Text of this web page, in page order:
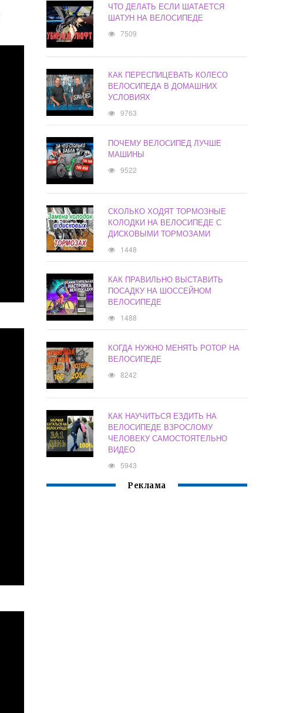
ЧТО ДЕЛАТЬ ЕСЛИ ШАТАЕТСЯ
ШАТУН НА ВЕЛОСИПЕДЕ
7509
КАК ПЕРЕСПИЦЕВАТЬ КОЛЕСО
ВЕЛОСИПЕДА В ДОМАШНИХ
УСЛОВИЯХ
9763
ПОЧЕМУ ВЕЛОСИПЕД ЛУЧШЕ
МАШИНЫ
9522
СКОЛЬКО ХОДЯТ ТОРМОЗНЫЕ
КОЛОДКИ НА ВЕЛОСИПЕДЕ С
ДИСКОВЫМИ ТОРМОЗАМИ
1448
КАК ПРАВИЛЬНО ВЫСТАВИТЬ
ПОСАДКУ НА ШОССЕЙНОМ
ВЕЛОСИПЕДЕ
1488
КОГДА НУЖНО МЕНЯТЬ РОТОР НА
ВЕЛОСИПЕДЕ
8242
КАК НАУЧИТЬСЯ ЕЗДИТЬ НА
ВЕЛОСИПЕДЕ ВЗРОСЛОМУ
ЧЕЛОВЕКУ САМОСТОЯТЕЛЬНО
ВИДЕО
5943
Реклама